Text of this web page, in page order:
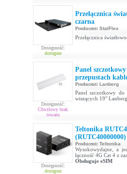
Dostępność:
dostępne
Przełącznica
czarna
Producent: StalFlex
Przełącznica
Dostępność:
Chwilowy brak
towaru
Panel
przepustach
Producent: Lanberg
Panel szczotkowy
wiszących 19" Lanberg
Dostępność:
dostępne
Teltonika
(RUTC40000000)
Producent: Teltonika
Wysokowydajne, a
łączność 4G Cat 4 z
Obsługuje eSIM